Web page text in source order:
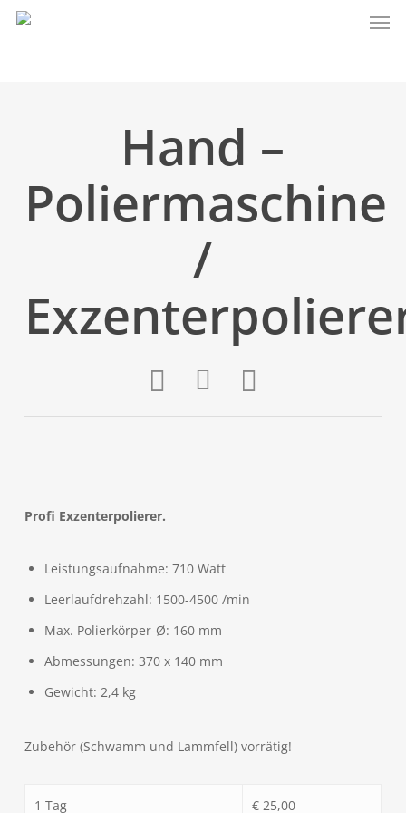
Hand –
Poliermaschine
/
Profi Exzenterpolierer.
Leistungsaufnahme: 710 Watt
Leerlaufdrehzahl: 1500-4500 /min
Max. Polierkörper-Ø: 160 mm
Abmessungen: 370 x 140 mm
Gewicht: 2,4 kg
Zubehör (Schwamm und Lammfell) vorrätig!
1 Tag € 25,00